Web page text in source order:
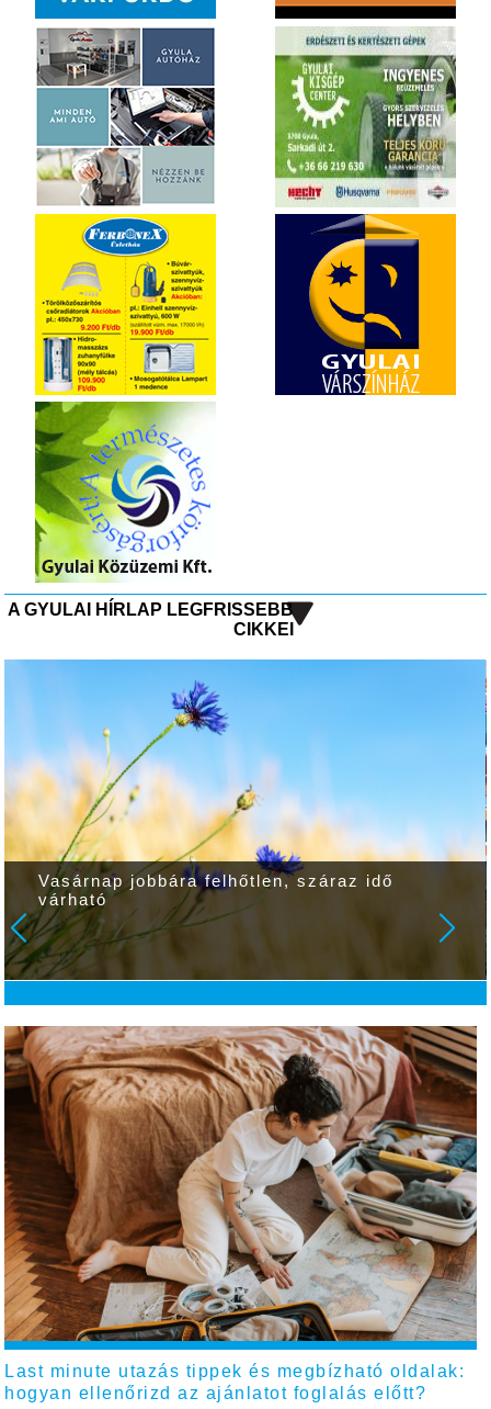
A GYULAI HÍRLAP LEGFRISSEBB
CIKKEI
Vasárnap jobbára felhőtlen, száraz idő
várható
Last minute utazás tippek és megbízható oldalak:
hogyan ellenőrizd az ajánlatot foglalás előtt?